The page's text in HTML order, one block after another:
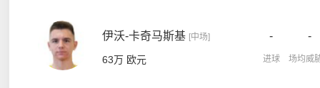
伊沃-卡奇马斯基 [中场]
63万 欧元
-
进球
-
场均威